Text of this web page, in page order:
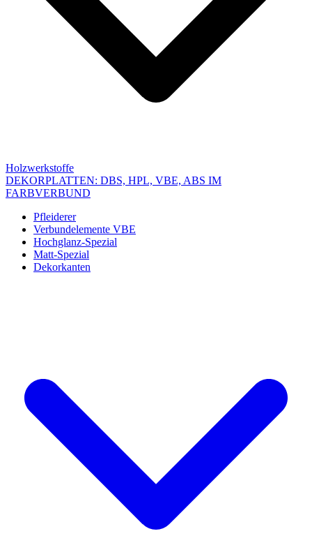
Holzwerkstoffe
DEKORPLATTEN: DBS, HPL, VBE, ABS IM
FARBVERBUND
Pfleiderer
Verbundelemente VBE
Hochglanz-Spezial
Matt-Spezial
Dekorkanten